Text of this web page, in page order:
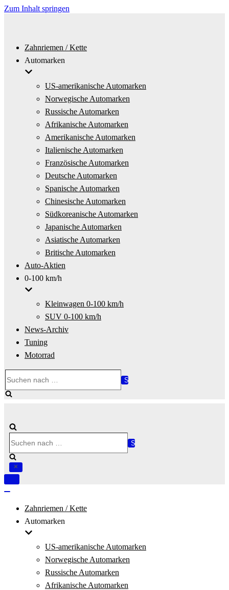
Zum Inhalt springen
Zahnriemen / Kette
Automarken
US-amerikanische Automarken
Norwegische Automarken
Russische Automarken
Afrikanische Automarken
Amerikanische Automarken
Italienische Automarken
Französische Automarken
Deutsche Automarken
Spanische Automarken
Chinesische Automarken
Südkoreanische Automarken
Japanische Automarken
Asiatische Automarken
Britische Automarken
Auto-Aktien
0-100 km/h
Kleinwagen 0-100 km/h
SUV 0-100 km/h
News-Archiv
Tuning
Motorrad
nach …
nach …
Navigation
Zahnriemen / Kette
Automarken
US-amerikanische Automarken
Norwegische Automarken
Russische Automarken
Afrikanische Automarken